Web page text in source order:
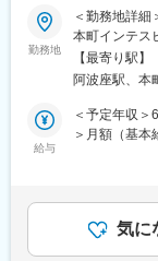
能です。
【キャリアパ
約4～5年後に
ています。更
るとオフィス
・導入研修(
機法やGCP
要件定義～
数プロジェク
します。
また、組織
ション管理を
ト強化に貢
・顧客や社内
・システム
・複雑化す
勤務地
＜勤務地詳
本町インテス
受動喫煙対
（リモートワ
【最寄り駅】
阿波座駅、本
給与
＜予定年収
＞月額（基
であり、選
定手当を含め
気に